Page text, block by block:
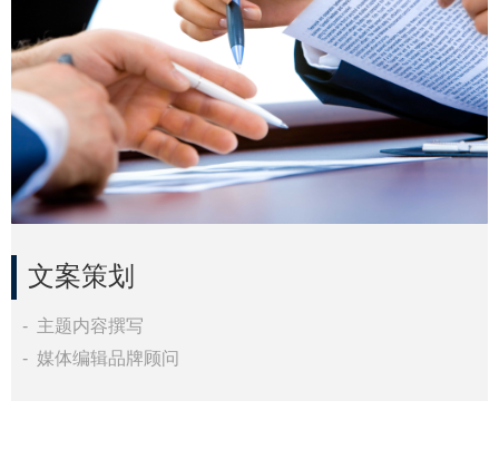
- 主题内容撰写
- 媒体编辑品牌顾问
文案策划